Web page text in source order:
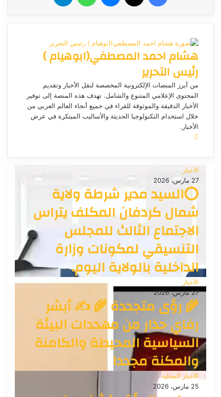
هشام احمد المصطفي(ابوهيام )
رئيس التحرير
من أبرز المنصات الإلكترونية المخصصة لنقل الأخبار وتقديم
المحتوى الإعلامي المتنوع والشامل. تهدف هذه المنصة إلى توفير
الأخبار الدقيقة والموثوقة للقراء في جميع أنحاء العالم العربي من
خلال استخدام التكنولوجيا الحديثة والأساليب المبتكرة في عرض
الأخبار.
ق
ع
ا
ل
و
ي
الأخبار
27 مارس، 2026
⭕السيد مدير شرطة ولاية
شمال كردفان المكلف يتراس
الاجتماع الثالث للمجلس
التنسيقي لمكونات وزارة
الداخلية بالولاية اليوم.
الأخبار
27 مارس، 2026
🌾 رؤى متجددة 🌾 ✍️ أبشر
رفاي حذار من مهددات البيئة
السياسية المحيطة والكامنة
والمكنة مجددا
الأخبار المحلية
25 مارس، 2026